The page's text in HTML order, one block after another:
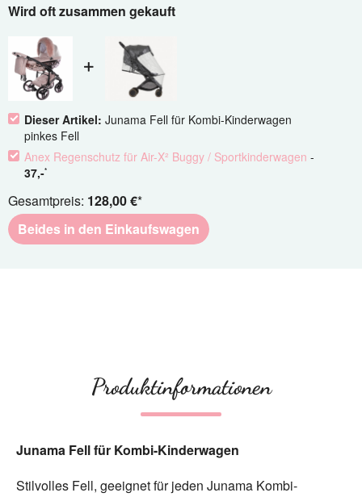
Wird oft zusammen gekauft
Dieser Artikel: Junama Fell für Kombi-Kinderwagen
pinkes Fell
Anex Regenschutz für Air-X² Buggy / Sportkinderwagen -
37,-*
Gesamtpreis: 128,00 €*
Beides in den Einkaufswagen
Produktinformationen
Junama Fell für Kombi-Kinderwagen
Stilvolles Fell, geeignet für jeden Junama Kombi-